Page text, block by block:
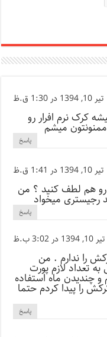
تیر 10, 1394 در 1:30 ق.ظ
کرک نرم افرار رو
میشم
پاسخ
تیر 10, 1394 در 1:41 ق.ظ
هم لطف کنید ؟ من
رجیستری میخواد
پاسخ
تیر 10, 1394 در 3:02 ب.ظ
را ندارم . من
تعداد لازم پورت
چندیدن ماه استفاده
را پیدا کردم حتما
پاسخ